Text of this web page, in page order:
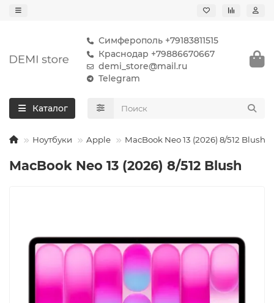
Симферополь +79183811515
Краснодар +79886670667
demi_store@mail.ru
Telegram
Каталог
Ноутбуки Apple MacBook Neo 13 (2026) 8/512 Blush
MacBook Neo 13 (2026) 8/512 Blush